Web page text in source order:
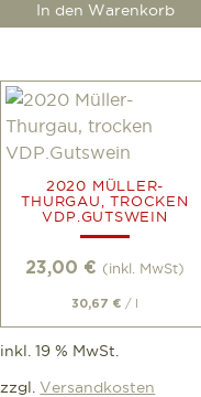
In den Warenkorb
2020 MÜLLER-
THURGAU, TROCKEN
VDP.GUTSWEIN
23,00 € (inkl. MwSt)
30,67 € / l
inkl. 19 % MwSt.
zzgl.Versandkosten